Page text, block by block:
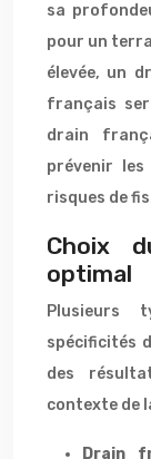
sa
pour un
élevée, un
français
drain
prévenir
risques de
Choix
optimal
Plusieurs
spécificités
des
contexte de
Drain